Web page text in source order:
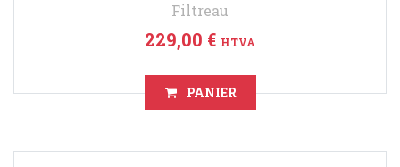
Filtreau
229,00 € HTVA
PANIER